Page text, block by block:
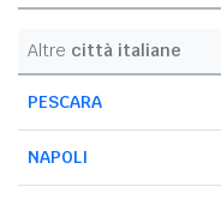
Altre città italiane
PESCARA
NAPOLI